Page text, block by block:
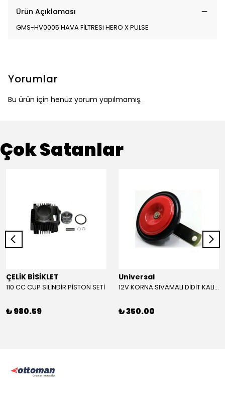
Ürün Açıklaması
GMS-HV0005 HAVA FİLTRESi HERO X PULSE
Yorumlar
Bu ürün için henüz yorum yapılmamış.
Çok Satanlar
ÇELİK BİSİKLET
110 CC CUP SİLİNDİR PİSTON SETİ
₺ 980.59
Universal
12V KORNA SIVAMALI DİDİT KALIN SESLİ (KIRMIZI)
₺ 350.00